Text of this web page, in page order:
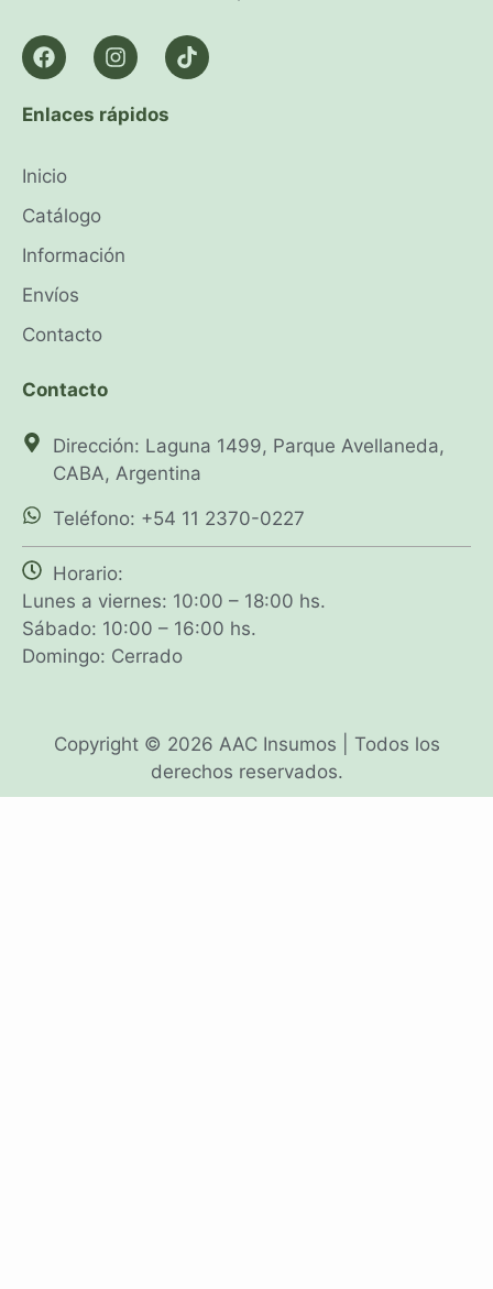
Enlaces rápidos
Inicio
Catálogo
Información
Envíos
Contacto
Contacto
Dirección: Laguna 1499, Parque Avellaneda,
CABA, Argentina
Teléfono: +54 11 2370-0227
Horario:
Lunes a viernes: 10:00 – 18:00 hs.
Sábado: 10:00 – 16:00 hs.
Domingo: Cerrado
Copyright © 2026 AAC Insumos | Todos los
derechos reservados.